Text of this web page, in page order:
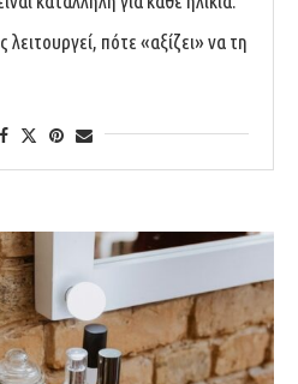
πότε «αξίζει» να τη